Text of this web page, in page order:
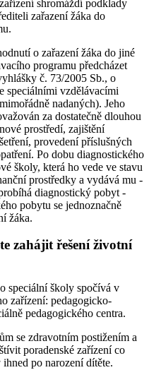
shromáždí podklady
zařazení žáka do
o zařazení žáka do jiné
programu předcházet
č. 73/2005 Sb., o
speciálními vzdělávacími
nadaných). Jeho
za dostatečně dlouhou
prostředí, zajištění
provedení příslušných
Po dobu diagnostického
školy, která ho vede ve stavu
prostředky a vydává mu -
diagnostický pobyt -
pobytu se jednoznačně
žáka.
zahájit řešení životní
speciální školy spočívá v
zařízení: pedagogicko-
pedagogického centra.
se zdravotním postižením a
poradenské zařízení co
po narození dítěte.